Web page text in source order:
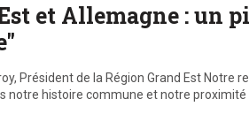
et Allemagne : un
Président de la Région Grand Est Notre
notre histoire commune et notre proximité